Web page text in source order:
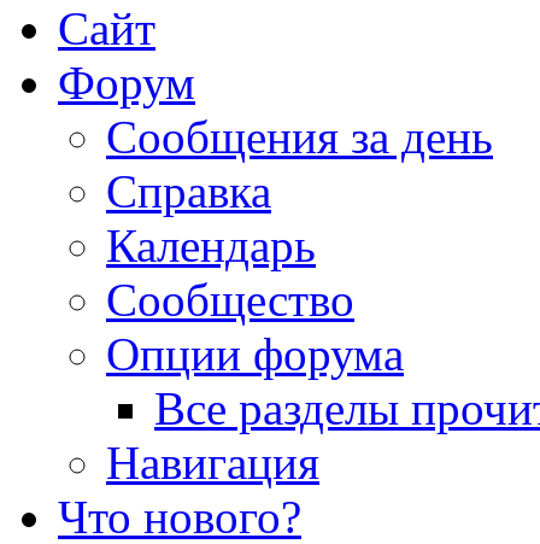
Сайт
Форум
Сообщения за день
Справка
Календарь
Сообщество
Опции форума
Все разделы
Навигация
Что нового?